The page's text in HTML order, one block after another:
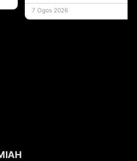
usaha
7 Ogos 2026